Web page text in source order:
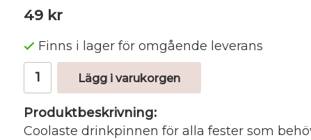
49 kr
Finns i lager för omgående leverans
Lägg i varukorgen
Produktbeskrivning:
Coolaste drinkpinnen för alla fester som